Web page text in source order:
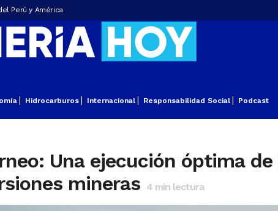
Perú y América
Hidrocarburos Internacional Responsabilidad Social Podcast
Una ejecución óptima
mineras 4 min lectura